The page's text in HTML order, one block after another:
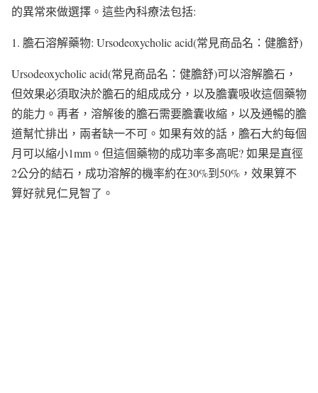
的異常來做選擇。這些內科療法包括:
1. 膽石溶解藥物: Ursodeoxycholic acid(常見商品名：健膽舒)
Ursodeoxycholic acid(常見商品名：健膽舒)可以溶解膽石，
但效果必須取決於膽石的組成成分，以及膽囊吸收這個藥物
的能力。再者，溶解後的膽石需要膽囊收縮，以及通暢的膽
道幫忙排出，兩者缺一不可。如果有效的話，膽石大約每個
月可以縮小1mm。但這個藥物的成功率多高呢? 如果是直徑
2公分的結石，成功溶解的機率約在30%到50%，效果算不
算好就見仁見智了。